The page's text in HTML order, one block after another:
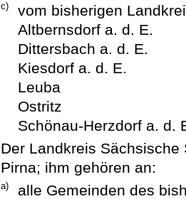
c)
vom bisherigen
Altbernsdorf a. d. E.
Dittersbach a. d. E.
Kiesdorf a. d. E.
Leuba
Ostritz
Schönau-Herzdorf a. d.
Der Landkreis
Pirna; ihm gehören an:
a) alle Gemeinden des